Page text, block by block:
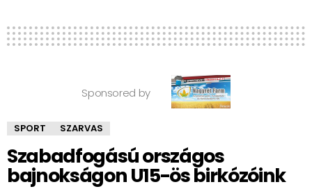
Sponsored by
SPORT SZARVAS
Szabadfogású országos
bajnokságon U15-ös birkózóink